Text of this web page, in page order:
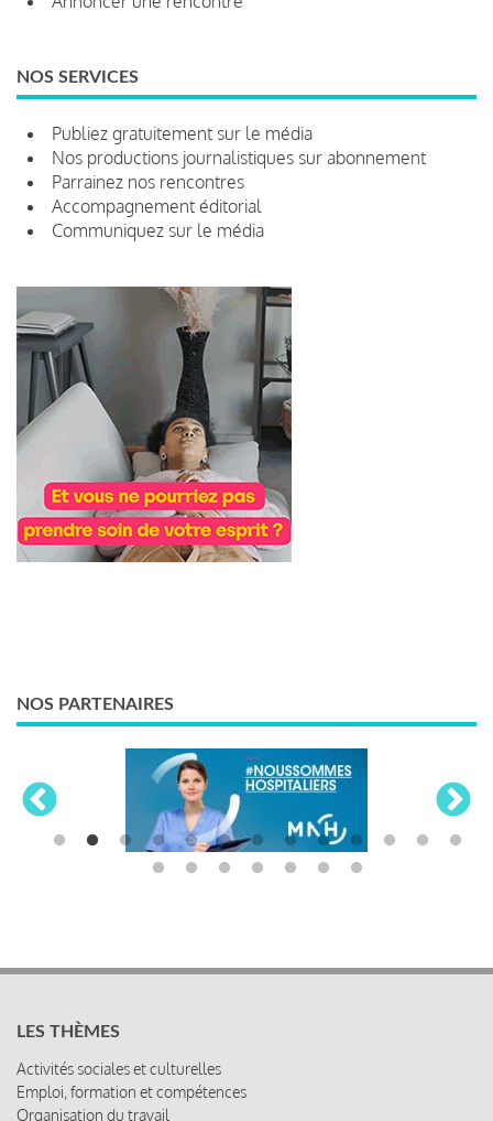
NOS SERVICES
Publiez gratuitement sur le média
Nos productions journalistiques sur abonnement
Parrainez nos rencontres
Accompagnement éditorial
Communiquez sur le média
NOS PARTENAIRES
LES THÈMES
Activités sociales et culturelles
Emploi, formation et compétences
Organisation du travail